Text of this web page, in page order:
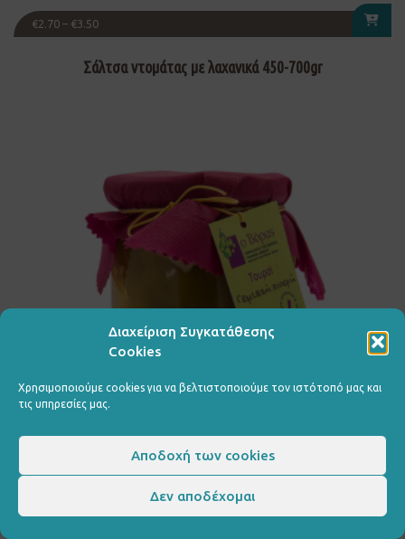
Διαχείριση Συγκατάθεσης
Cookies
Χρησιμοποιούμε cookies για να βελτιστοποιούμε τον ιστότοπό μας και
τις υπηρεσίες μας.
Αποδοχή των cookies
Δεν αποδέχομαι
€2.70 – €3.50
Σάλτσα ντομάτας με λαχανικά 450-700gr